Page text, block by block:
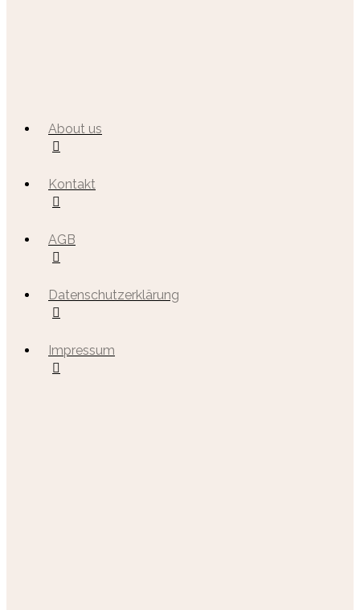
About us
Kontakt
AGB
Datenschutzerklärung
Impressum